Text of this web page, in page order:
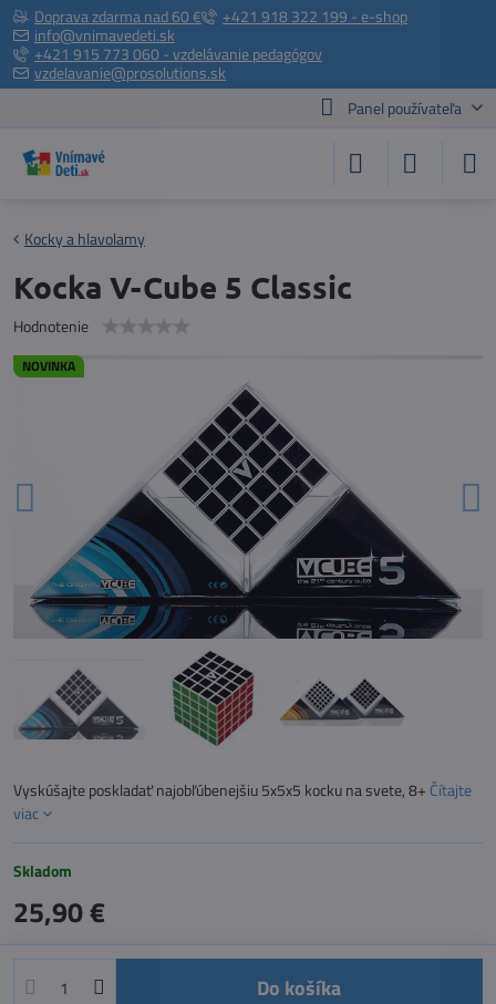
Doprava zdarma nad 60 €
+421 918 322 199 - e-shop
info@vnimavedeti.sk
+421 915 773 060 - vzdelávanie pedagógov
vzdelavanie@prosolutions.sk
Panel používateľa
NOVINKA
Kocky a hlavolamy
Kocka V-Cube 5 Classic
Hodnotenie
Vyskúšajte poskladať najobľúbenejšiu 5x5x5 kocku na svete, 8+ Čítajte
viac
Skladom
25,90 €
Do košíka